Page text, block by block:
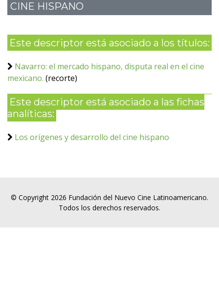
CINE HISPANO
Este descriptor está asociado a los títulos:
Navarro: el mercado hispano, disputa real en el cine
mexicano. (recorte)
Este descriptor está asociado a las fichas
analíticas:
Los orígenes y desarrollo del cine hispano
© Copyright 2026 Fundación del Nuevo Cine Latinoamericano.
Todos los derechos reservados.